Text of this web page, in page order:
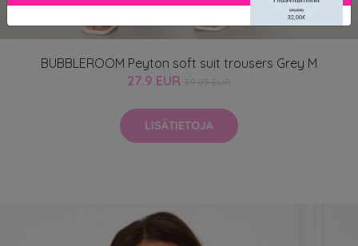
BUBBLEROOM Peyton soft suit trousers Grey M
27.9 EUR
LISÄTIETOJA